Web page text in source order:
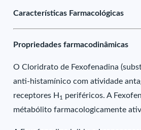
Características Farmacológicas
Propriedades farmacodinâmicas
O Cloridrato de Fexofenadina
anti-histamínico com atividade
receptores H 1 periféricos. A
métabólito farmacologicamente